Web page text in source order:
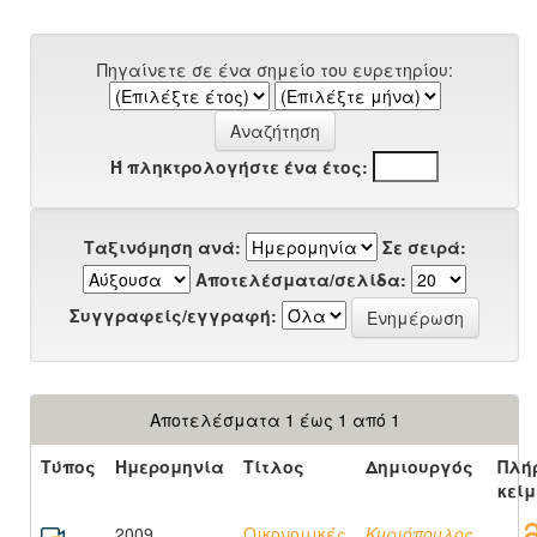
Πηγαίνετε σε ένα σημείο του ευρετηρίου:
Ή πληκτρολογήστε ένα έτος:
Ταξινόμηση ανά:
Σε σειρά:
Αποτελέσματα/σελίδα:
Συγγραφείς/εγγραφή:
Αποτελέσματα 1 έως 1 από 1
Τύπος
Ημερομηνία Τίτλος Δημιουργός